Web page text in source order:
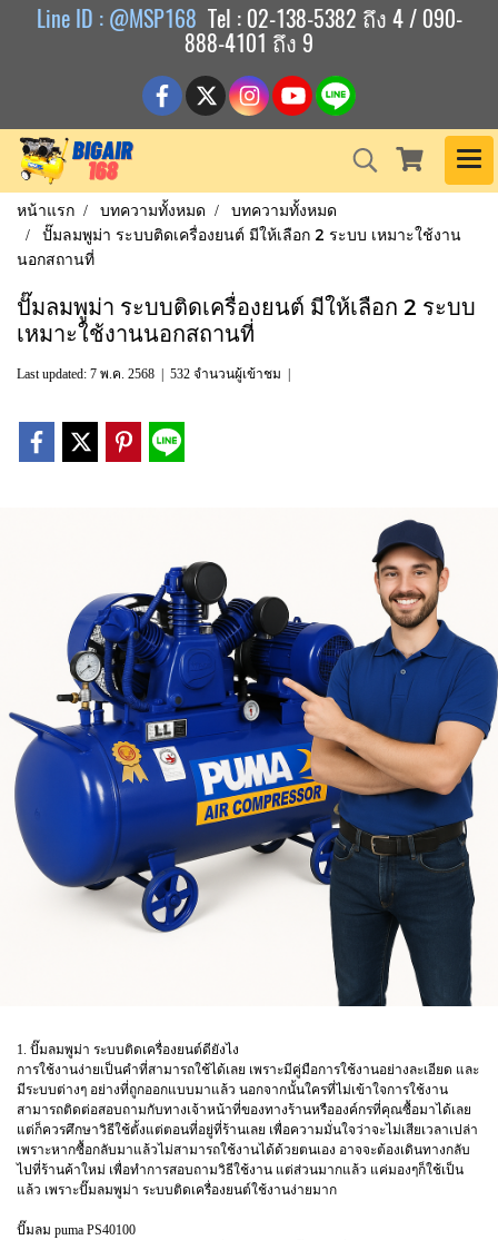
Line ID : @MSP168 Tel : 02-138-5382 ถึง 4 / 090-
888-4101 ถึง 9
หน้าแรก บทความทั้งหมด
บทความทั้งหมด
ปั๊มลมพูม่า ระบบติดเครื่องยนต์ มีให้เลือก 2 ระบบ เหมาะใช้งาน
นอกสถานที่
ปั๊มลมพูม่า ระบบติดเครื่องยนต์ มีให้เลือก 2 ระบบ
เหมาะใช้งานนอกสถานที่
Last updated: 7 พ.ค. 2568 532 จำนวนผู้เข้าชม
1. ปั๊มลมพูม่า ระบบติดเครื่องยนต์ดียังไง
การใช้งานง่ายเป็นคำที่สามารถใช้ได้เลย เพราะมีคู่มือการใช้งานอย่างละเอียด และ
มีระบบต่างๆ อย่างที่ถูกออกแบบมาแล้ว นอกจากนั้นใครที่ไม่เข้าใจการใช้งาน
สามารถติดต่อสอบถามกับทางเจ้าหน้าที่ของทางร้านหรือองค์กรที่คุณซื้อมาได้เลย
แต่ก็ควรศึกษาวิธีใช้ตั้งแต่ตอนที่อยู่ที่ร้านเลย เพื่อความมั่นใจว่าจะไม่เสียเวลาเปล่า
เพราะหากซื้อกลับมาแล้วไม่สามารถใช้งานได้ด้วยตนเอง อาจจะต้องเดินทางกลับ
ไปที่ร้านค้าใหม่ เพื่อทำการสอบถามวิธีใช้งาน แต่ส่วนมากแล้ว แค่มองๆก็ใช้เป็น
แล้ว เพราะปั๊มลมพูม่า ระบบติดเครื่องยนต์ใช้งานง่ายมาก
ปั๊มลม puma PS40100